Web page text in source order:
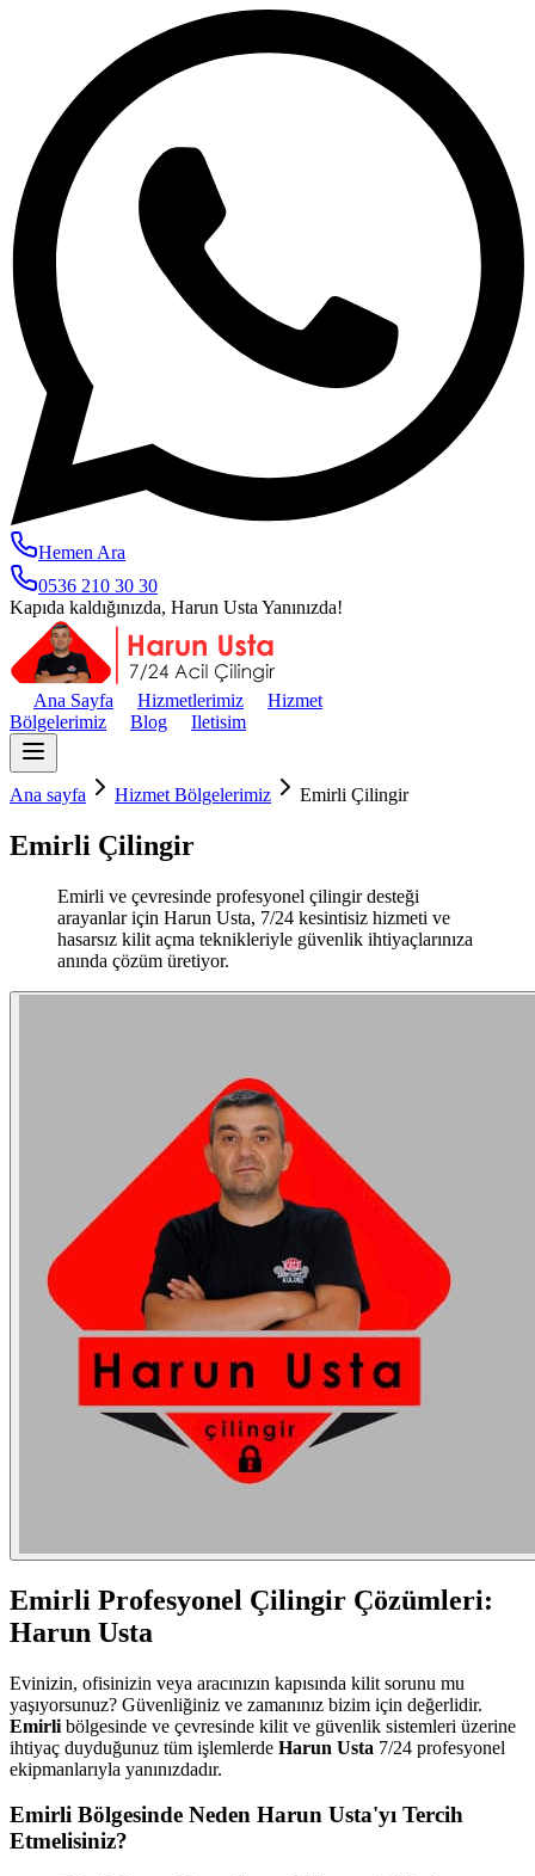
Hemen Ara
0536 210 30 30
Kapıda kaldığınızda, Harun Usta Yanınızda!
Ana Sayfa Hizmetlerimiz
Hizmet
Bölgelerimiz
Blog Iletisim
Ana sayfa Hizmet Bölgelerimiz Emirli Çilingir
Emirli Çilingir
Emirli ve çevresinde profesyonel çilingir desteği
arayanlar için Harun Usta, 7/24 kesintisiz hizmeti ve
hasarsız kilit açma teknikleriyle güvenlik ihtiyaçlarınıza
anında çözüm üretiyor.
Emirli Profesyonel Çilingir Çözümleri:
Harun Usta
Evinizin, ofisinizin veya aracınızın kapısında kilit sorunu mu
yaşıyorsunuz? Güvenliğiniz ve zamanınız bizim için değerlidir.
Emirli bölgesinde ve çevresinde kilit ve güvenlik sistemleri üzerine
ihtiyaç duyduğunuz tüm işlemlerde Harun Usta 7/24 profesyonel
ekipmanlarıyla yanınızdadır.
Emirli Bölgesinde Neden Harun Usta'yı Tercih
Etmelisiniz?